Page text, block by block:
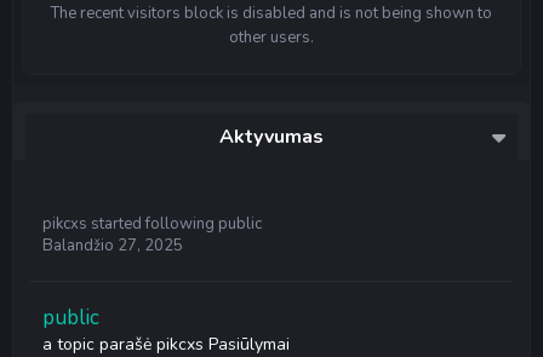
The recent visitors block is disabled and is not being shown to
other users.
Aktyvumas
pikcxs started following public
Balandžio 27, 2025
public
a topic parašė pikcxs Pasiūlymai